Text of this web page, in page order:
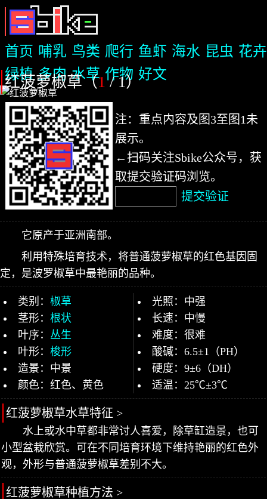
首页 哺乳 鸟类 爬行 鱼虾 海水 昆虫 花卉
绿植 多肉 水草 作物 好文
红菠萝椒草（1/ 1）
注：重点内容及图3至图1未
展示。
←扫码关注Sbike公众号，获
取提交验证码浏览。
提交验证
它原产于亚洲南部。
利用特殊培育技术，将普通菠萝椒草的红色基因固
定，是波罗椒草中最艳丽的品种。
类别： 椒草
茎形： 根状
叶序： 丛生
叶形： 梭形
造景：中景
颜色：红色、黄色
光照：中强
长速：中慢
难度：很难
酸碱：6.5±1（PH）
硬度：9±6（DH）
适温：25℃±3℃
红菠萝椒草水草特征 >
水上或水中草都非常讨人喜爱，除草缸造景，也可
小型盆栽欣赏。可在不同培育环境下维持艳丽的红色外
观，外形与普通菠萝椒草差别不大。
红菠萝椒草种植方法 >